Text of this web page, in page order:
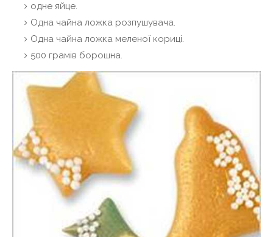
одне яйце.
Одна чайна ложка розпушувача.
Одна чайна ложка меленої кориці.
500 грамів борошна.